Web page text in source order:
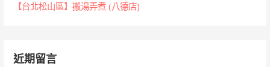
【台北松山區】搬湯弄煮 (八德店)
近期留言